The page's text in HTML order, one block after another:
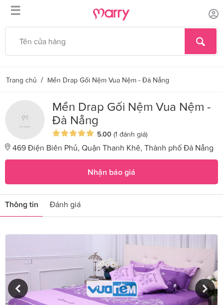
☰
Trang chủ / Mền Drap Gối Nệm Vua Nệm - Đà Nẵng
Mền Drap Gối Nệm Vua Nệm -
Đà Nẵng
5.00 (1 đánh giá)
469 Điện Biên Phủ, Quận Thanh Khê, Thành phố Đà Nẵng
Nhận báo giá
Thông tin Đánh giá